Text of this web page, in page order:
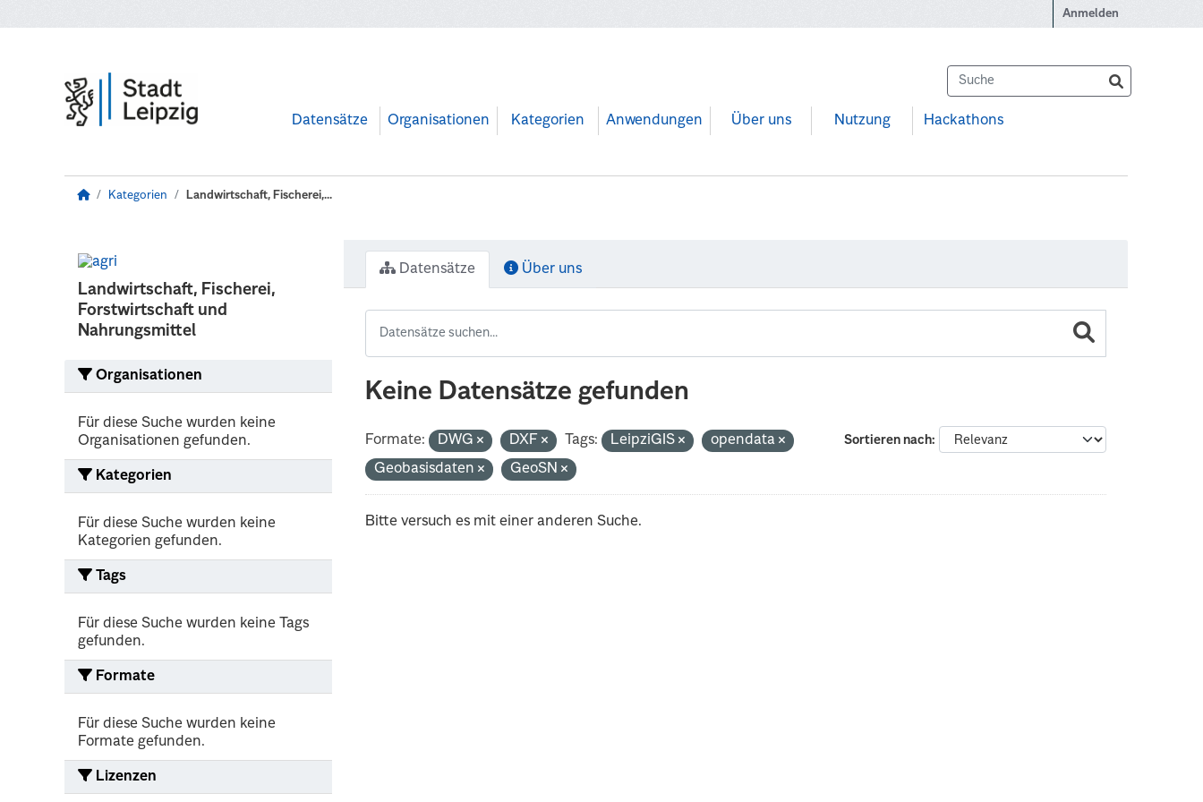
Anmelden
Datensätze Organisationen Kategorien Anwendungen Über uns Nutzung Hackathons
Kategorien Landwirtschaft, Fischerei,...
Landwirtschaft, Fischerei,
Forstwirtschaft und
Nahrungsmittel
Organisationen
Für diese Suche wurden keine
Organisationen gefunden.
Kategorien
Für diese Suche wurden keine
Kategorien gefunden.
Tags
Für diese Suche wurden keine Tags
gefunden.
Formate
Für diese Suche wurden keine
Formate gefunden.
Lizenzen
Datensätze Über uns
Keine Datensätze gefunden
Sortieren nach
Formate: DWG DXF Tags: LeipziGIS
opendata
Geobasisdaten
GeoSN
Bitte versuch es mit einer anderen Suche.